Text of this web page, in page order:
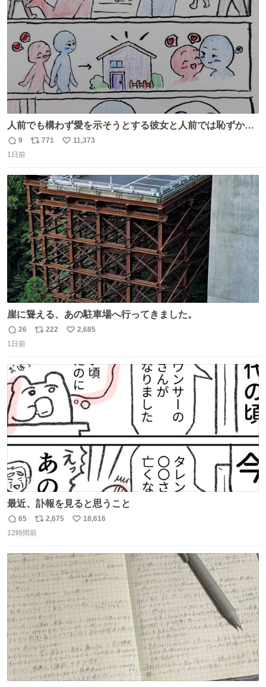
数
人前でも構わず愛を示そうとする彼女と人前では恥ずかし
いけど彼女を死ぬほど愛している彼氏 同士いませんか✋️
返
信
9
リ
ト
数
771
い
数
11,373
1日前
崖に聳える、あの駐車場へ行ってきました。
返
信
26
リ
数
222
い
2,685
1日前
最近、訃報を見ると思うこと
返
信
65
リ
ポ
ト
数
2,675
い
数
18,616
12時間前